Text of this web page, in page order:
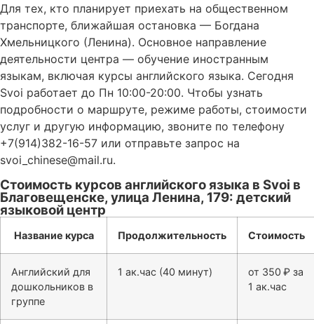
Для тех, кто планирует приехать на общественном
транспорте, ближайшая остановка — Богдана
Хмельницкого (Ленина). Основное направление
деятельности центра — обучение иностранным
языкам, включая курсы английского языка. Сегодня
Svoi работает до Пн 10:00-20:00. Чтобы узнать
подробности о маршруте, режиме работы, стоимости
услуг и другую информацию, звоните по телефону
+7(914)382-16-57 или отправьте запрос на
svoi_chinese@mail.ru.
Стоимость курсов английского языка в Svoi в
Благовещенске, улица Ленина, 179: детский
языковой центр
Название курса Продолжительность Стоимость
Английский для
дошкольников в
группе
1 ак.час (40 минут)
от 350 ₽ за
1 ак.час